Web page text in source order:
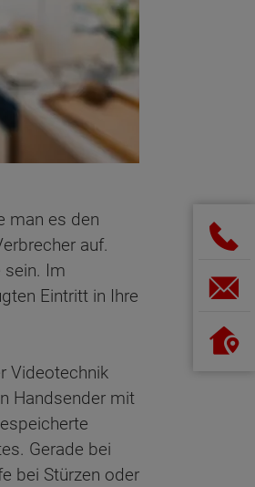
man es den
auf.
sein. Im
Eintritt in Ihre
Videotechnik
Handsender mit
Gerade bei
bei Stürzen oder